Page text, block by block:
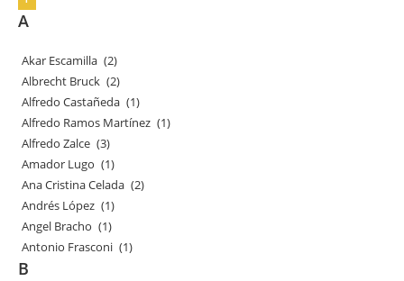
A
Akar Escamilla (2)
Albrecht Bruck (2)
Alfredo Castañeda (1)
Alfredo Ramos Martínez (1)
Alfredo Zalce (3)
Amador Lugo (1)
Ana Cristina Celada (2)
Andrés López (1)
Angel Bracho (1)
Antonio Frasconi (1)
B